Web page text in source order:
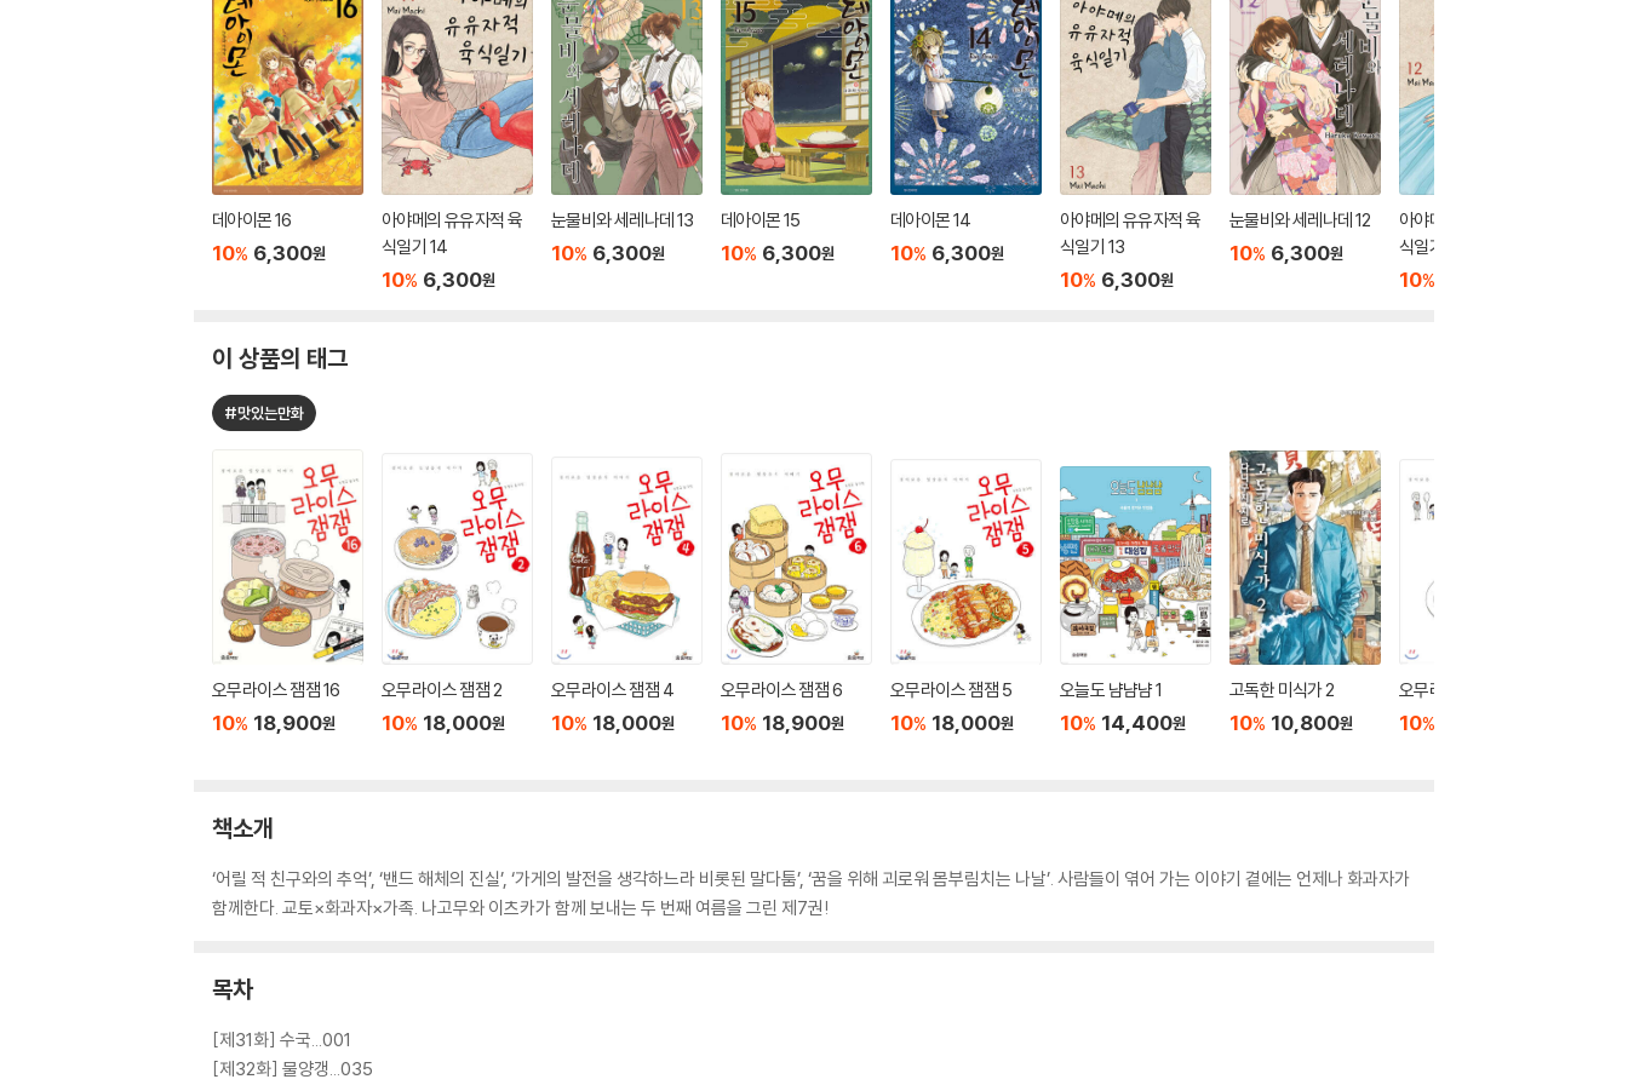
데아이몬 16
10% 6,300원
아야메의 유유자적 육
식일기 14
10% 6,300원
눈물비와 세레나데 13
10% 6,300원
데아이몬 15
10% 6,300원
데아이몬 14
10% 6,300원
아야메의 유유자적 육
식일기 13
10% 6,300원
눈물비와 세레나데 12
10% 6,300원
아야메의 유유자적 육
식일기 12
10%
이 상품의 태그
#맛있는만화
오무라이스 잼잼 16
10% 18,900원
오무라이스 잼잼 2
10% 18,000원
오무라이스 잼잼 4
10% 18,000원
오무라이스 잼잼 6
10% 18,900원
오무라이스 잼잼 5
10% 18,000원
오늘도 냠냠냠 1
10% 14,400원
고독한 미식가 2
10% 10,800원
오무라이스 잼잼 3
10%
책소개
‘어릴 적 친구와의 추억’, ‘밴드 해체의 진실’, ‘가게의 발전을 생각하느라 비롯된 말다툼’, ‘꿈을 위해 괴로워 몸부림치는 나날’. 사람들이 엮어 가는 이야기 곁에는 언제나 화과자가
함께한다. 교토×화과자×가족. 나고무와 이츠카가 함께 보내는 두 번째 여름을 그린 제7권!
목차
[제31화] 수국...001
[제32화] 물양갱...035